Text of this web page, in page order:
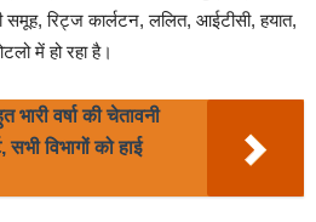
रिट्ज कार्लटन, ललित, आईटीसी, हयात,
में हो रहा है।
भारी वर्षा की चेतावनी
विभागों को हाई